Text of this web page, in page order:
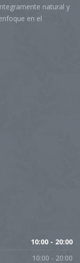
natural y
en el
10:00 - 20:00
10:00 - 20:00